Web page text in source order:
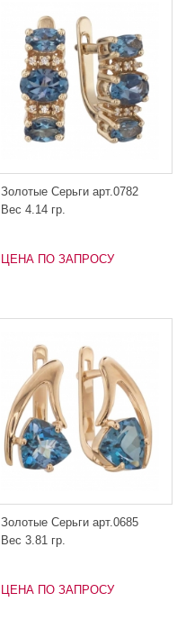
Золотые Серьги арт.0782
Вес 4.14 гр.
ЦЕНА ПО ЗАПРОСУ
Золотые Серьги арт.0685
Вес 3.81 гр.
ЦЕНА ПО ЗАПРОСУ